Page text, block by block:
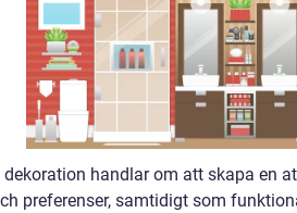
dekoration handlar om att skapa en
preferenser, samtidigt som